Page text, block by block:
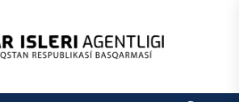
jaslar isleri